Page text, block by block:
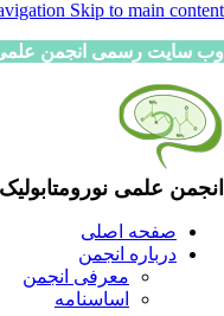
Skip to main content
وب سایت رسمی انجمن علمی
انجمن علمی
صفحه اصلی
درباره انجمن
معرفی انجمن
اساسنامه